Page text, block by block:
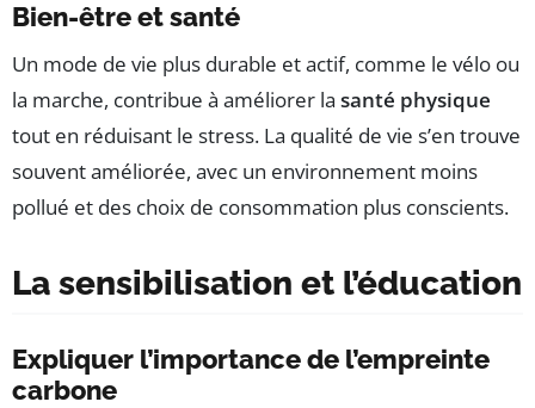
Bien-être et santé
Un mode de vie plus durable et actif, comme le vélo ou
la marche, contribue à améliorer la santé physique
tout en réduisant le stress. La qualité de vie s’en trouve
souvent améliorée, avec un environnement moins
pollué et des choix de consommation plus conscients.
La sensibilisation et l’éducation
Expliquer l’importance de l’empreinte
carbone